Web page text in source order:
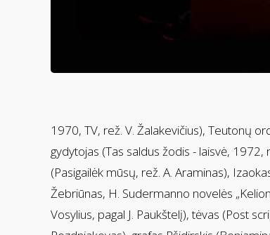
1970, TV, rež. V. Žalakevičius), Teutonų
gydytojas (Tas saldus žodis - laisvė, 1972,
(Pasigailėk mūsų, rež. A. Araminas),
Žebriūnas, H. Sudermanno novelės
Vosylius, pagal J. Paukštelį), tėvas (Post